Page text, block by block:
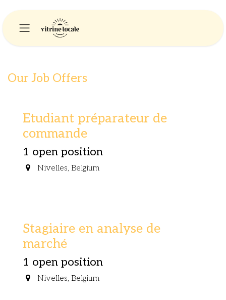
Our Job Offers
Etudiant préparateur de
commande
1 open position
Nivelles, Belgium
Stagiaire en analyse de
marché
1 open position
Nivelles, Belgium